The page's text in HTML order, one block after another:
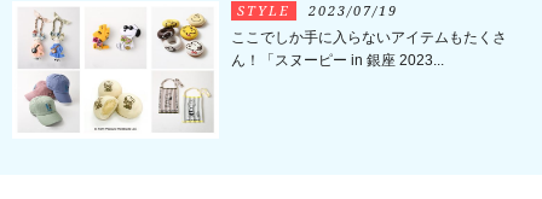
STYLE 2023/07/19
ここでしか手に入らないアイテムもたくさ
ん！「スヌーピー in 銀座 2023...